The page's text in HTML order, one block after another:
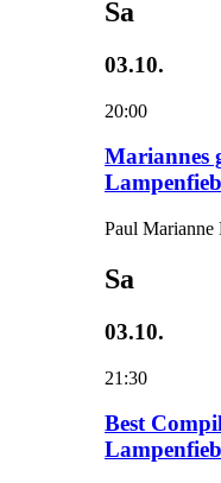
Sa
03.10.
20:00
Mariannes
Paul Marianne
Sa
03.10.
21:30
Best